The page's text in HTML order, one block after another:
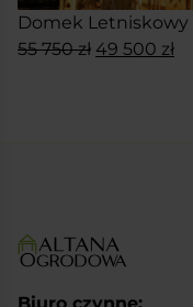
Domek Letniskowy
55 750zł Pierwotna
49 500 zł
Biuro czynne: